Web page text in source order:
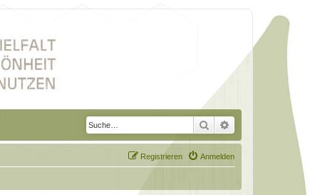
Suche Erweiterte Suche
Anmelden
Registrieren